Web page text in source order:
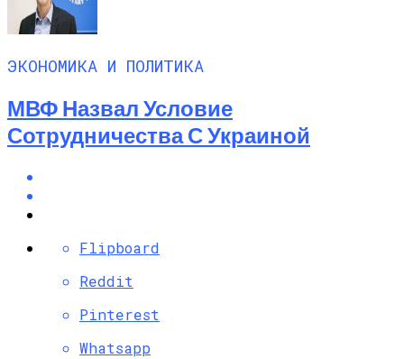
ЭКОНОМИКА И ПОЛИТИКА
МВФ Назвал Условие
Сотрудничества С Украиной
Flipboard
Reddit
Pinterest
Whatsapp